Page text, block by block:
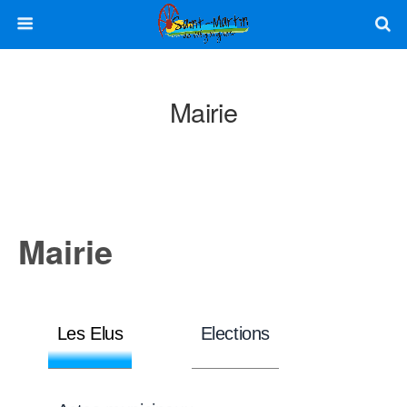
Mairie
Mairie
Les Elus Elections